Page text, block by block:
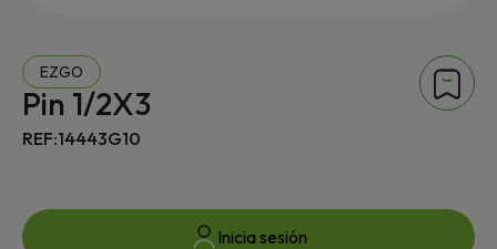
EZGO
Pin 1/2X3
REF:14443G10
Inicia sesión